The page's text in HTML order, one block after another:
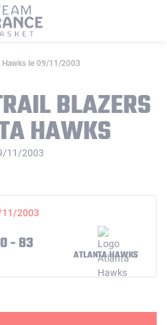
Hawks le 09/11/2003
BLAZERS
HAWKS
11/2003
2003
- 83
ATLANTA HAWKS